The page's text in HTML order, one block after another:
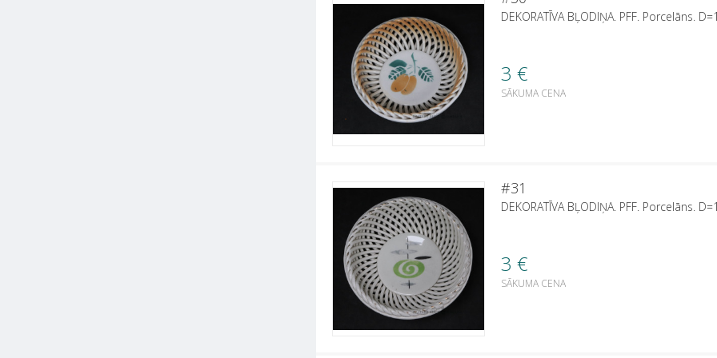
DEKORATĪVA BĻODIŅA. PFF. Porcelāns.
3 €
SĀKUMA CENA
#31
DEKORATĪVA BĻODIŅA. PFF. Porcelāns.
3 €
SĀKUMA CENA